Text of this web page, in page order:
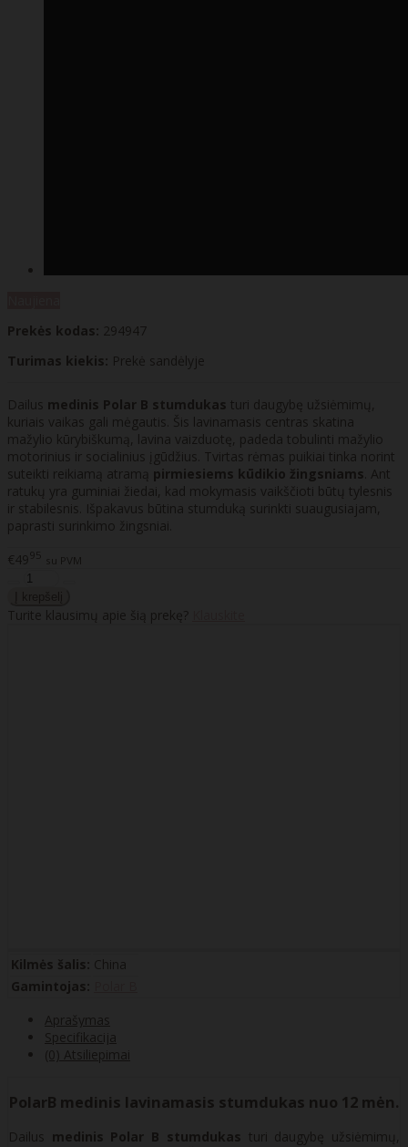
Prekės kodas: 294947
Turimas kiekis: Prekė sandėlyje
Dailus medinis Polar B stumdukas turi daugybę užsiėmimų,
kuriais vaikas gali mėgautis. Šis lavinamasis centras skatina
mažylio kūrybiškumą, lavina vaizduotę, padeda tobulinti mažylio
motorinius ir socialinius įgūdžius. Tvirtas rėmas puikiai tinka norint
suteikti reikiamą atramą pirmiesiems kūdikio žingsniams . Ant
ratukų yra guminiai žiedai, kad mokymasis vaikščioti būtų tylesnis
ir stabilesnis. Išpakavus būtina stumduką surinkti suaugusiajam,
paprasti surinkimo žingsniai.
€4995 su PVM
Turite klausimų apie šią prekę?
Kilmės šalis: China
Gamintojas:
Aprašymas
Specifikacija
(0) Atsiliepimai
PolarB medinis lavinamasis stumdukas nuo 12 mėn.
Dailus medinis Polar B stumdukas turi daugybę užsiėmimų,